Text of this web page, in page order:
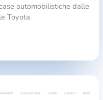
automobilistiche dalle
Toyota.